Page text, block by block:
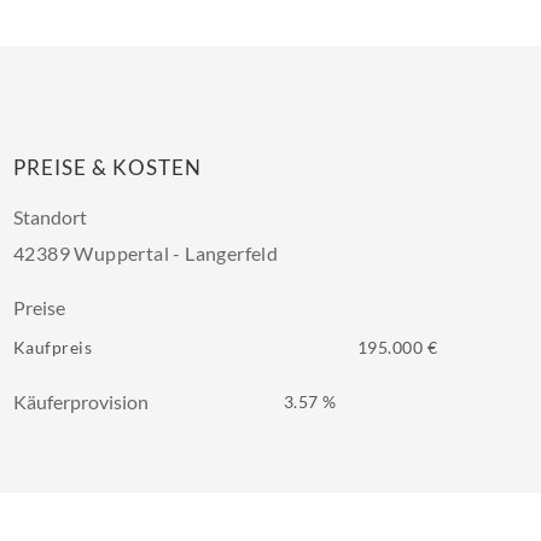
PREISE & KOSTEN
Standort
42389 Wuppertal - Langerfeld
Preise
Kaufpreis 195.000 €
Käuferprovision 3.57 %